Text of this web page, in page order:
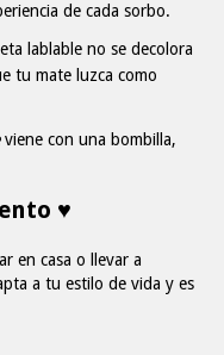
de cada sorbo.
lablable no se decolora
tu mate luzca como
viene con una bombilla,
♥
en casa o llevar a
a tu estilo de vida y es